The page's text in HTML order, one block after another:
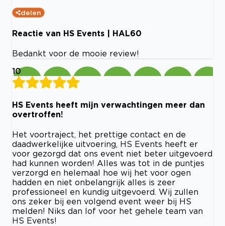
delen
Reactie van HS Events | HAL60
Bedankt voor de mooie review!
10
HS Events heeft mijn verwachtingen meer dan
overtroffen!
Het voortraject, het prettige contact en de
daadwerkelijke uitvoering, HS Events heeft er
voor gezorgd dat ons event niet beter uitgevoerd
had kunnen worden! Alles was tot in de puntjes
verzorgd en helemaal hoe wij het voor ogen
hadden en niet onbelangrijk alles is zeer
professioneel en kundig uitgevoerd. Wij zullen
ons zeker bij een volgend event weer bij HS
melden! Niks dan lof voor het gehele team van
HS Events!